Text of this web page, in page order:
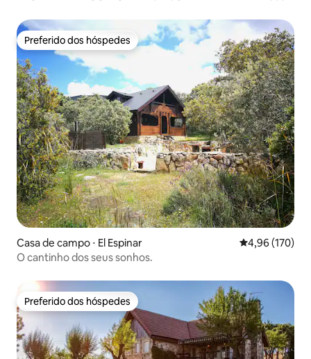
Preferido dos hóspedes
Preferido dos hóspedes
Casa de campo ⋅ El Espinar 4,96 de uma
4,96 (170)
O cantinho dos seus sonhos.
Preferido dos hóspedes
Preferido dos hóspedes